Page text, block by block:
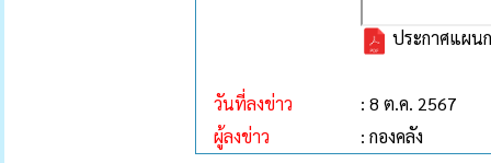
ประกาศแผน
วันที่ลงข่าว
: 8 ต.ค. 2567
ผู้ลงข่าว
: กองคลัง